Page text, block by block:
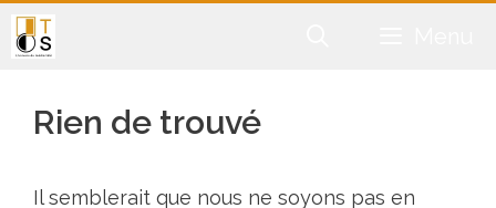
Aller
au
Rien de trouvé
Il semblerait que nous ne soyons pas en